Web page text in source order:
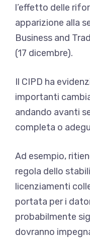
l’effetto delle
apparizione alla
Business and
(17 dicembre).
Il CIPD ha
importanti
andando avanti
completa o
Ad esempio,
regola dello
licenziamenti
portata per i
probabilmente
dovranno